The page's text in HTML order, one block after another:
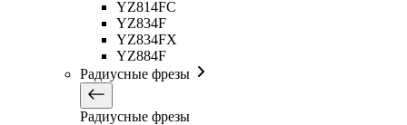
YZ814FC
YZ834F
YZ834FX
YZ884F
Радиусные фрезы
Радиусные фрезы